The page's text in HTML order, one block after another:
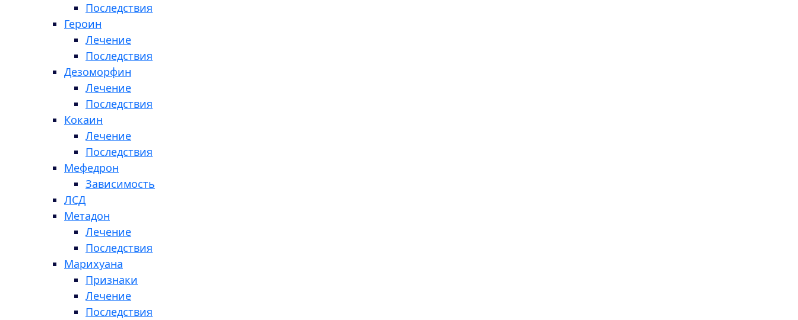
Последствия
Героин
Лечение
Последствия
Дезоморфин
Лечение
Последствия
Кокаин
Лечение
Последствия
Мефедрон
Зависимость
ЛСД
Метадон
Лечение
Последствия
Марихуана
Признаки
Лечение
Последствия